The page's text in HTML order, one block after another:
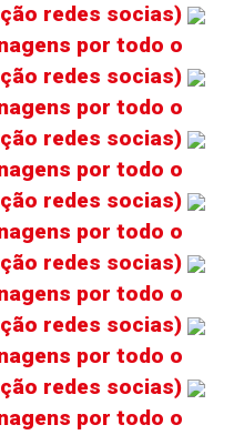
redes socias)
por todo o
redes socias)
por todo o
redes socias)
por todo o
redes socias)
por todo o
redes socias)
por todo o
redes socias)
por todo o
redes socias)
por todo o